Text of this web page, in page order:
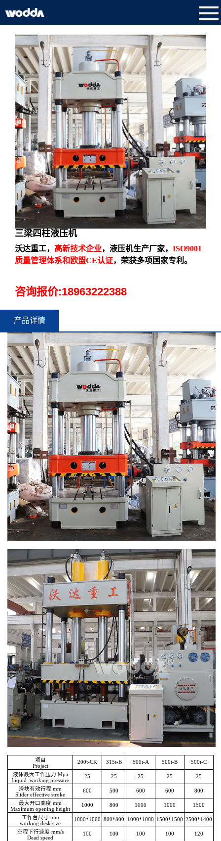
三梁四柱液压机
沃达重工， 高新技术企业，液压机生产厂家， ISO9001
质量管理体系和欧盟CE认证，荣获多项国家专利。
咨询报价:18963222388
产品详情
项目
Project
200t-CK 315t-B 500t-A 500t-B 500t-C
液体最大工作压力 Mpa
Liquid working pressure
25 25 25 25 25
滑块有效行程 mm
Slider effective stroke
600 500 600 600 800
最大开口高度 mm
Maximum opening height
1000 800 1000 1000 1500
工作台尺寸 mm
working desk size
1000*1000 800*800 1000*1000 1500*1500 2500*1400
空程下行速度 mm/s
Dead speed
100 100 100 100 120